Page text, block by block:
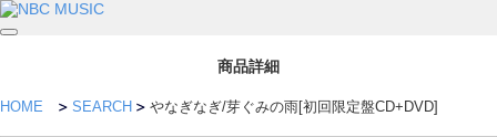
商品詳細
HOME SEARCH やなぎなぎ/芽ぐみの雨[初回限定盤CD+DVD]